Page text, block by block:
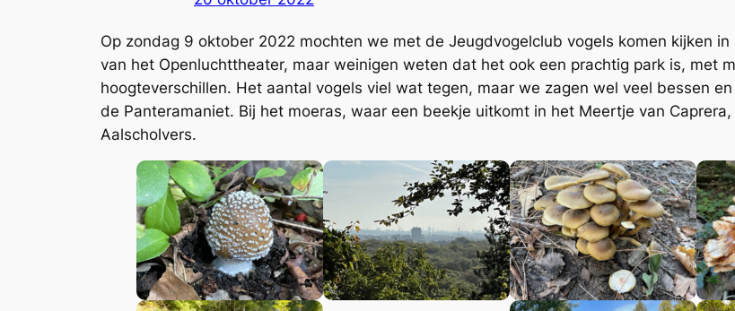
Op zondag 9 oktober 2022 mochten we met de Jeugdvogelclub vogels komen kijken
van het Openluchttheater, maar weinigen weten dat het ook een prachtig park is, met
hoogteverschillen. Het aantal vogels viel wat tegen, maar we zagen wel veel bessen
de Panteramaniet. Bij het moeras, waar een beekje uitkomt in het Meertje van
Aalscholvers.